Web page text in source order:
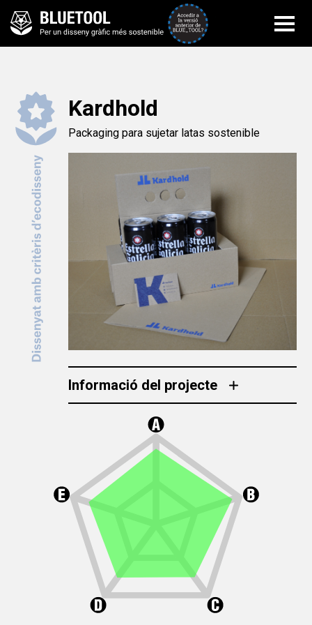
Accedir a la
Kardhold
Packaging para sujetar latas sostenible
Informació del projecte